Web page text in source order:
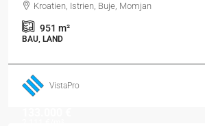
Kroatien, Istrien, Buje, Momjan
951 m²
BAU, LAND
VistaPro